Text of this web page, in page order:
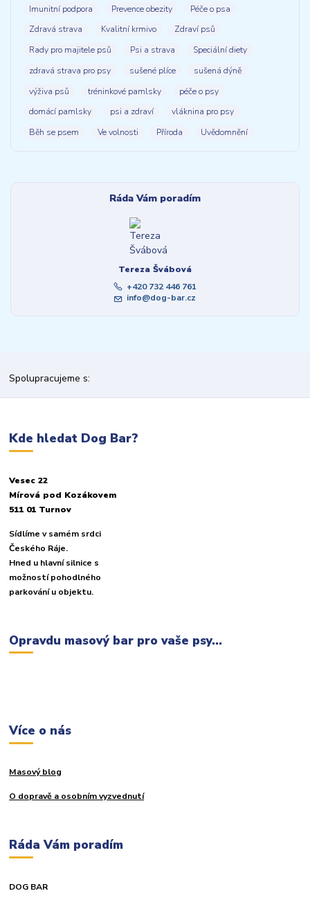
Imunitní podpora
Prevence obezity
Péče o psa
Zdravá strava
Kvalitní krmivo
Zdraví psů
Rady pro majitele psů
Psi a strava
Speciální diety
zdravá strava pro psy
sušené plíce
sušená dýně
výživa psů
tréninkové pamlsky
péče o psy
domácí pamlsky
psi a zdraví
vláknina pro psy
Běh se psem
Ve volnosti Příroda Uvědomnění
Ráda Vám poradím
Tereza Švábová
+420 732 446 761
info@dog-bar.cz
Spolupracujeme s:
Kde hledat Dog Bar?
Vesec 22
Mírová pod Kozákovem
511 01 Turnov
Sídlíme v samém srdci
Českého Ráje.
Hned u hlavní silnice s
možností pohodlného
parkování u objektu.
Opravdu masový bar pro vaše psy...
Více o nás
Masový blog
O dopravě a osobním vyzvednutí
Ráda Vám poradím
DOG BAR